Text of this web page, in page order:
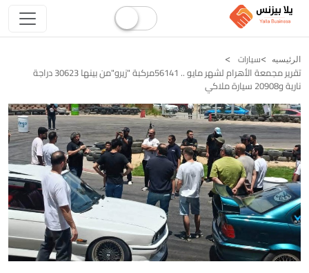
الرئيسيه سيارات
تقرير مجمعة الأهرام لشهر مايو .. 56141مركبة "زيرو"من بينها 30623 دراجة
نارية و20908 سيارة ملاكي